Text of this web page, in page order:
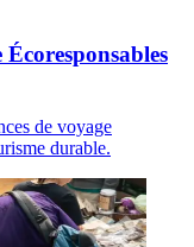
de voyage
durable.